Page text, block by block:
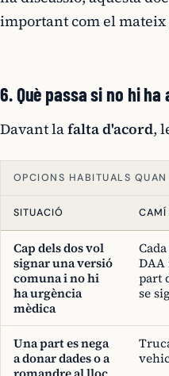
important com el mateix
6. Què passa si no hi
Davant lafalta d'acord,
OPCIONS HABITUALS
SITUACIÓ CAMÍ
Cap dels dos vol
signar una versió
comuna i no hi
ha urgència
mèdica
DAA
part
se
Una part es nega
a donar dades o a